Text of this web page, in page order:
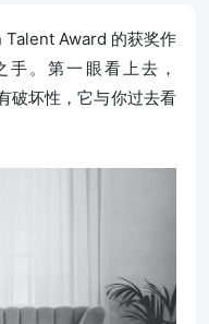
Award 的获奖作
手。第一眼看上去，
破坏性，它与你过去看